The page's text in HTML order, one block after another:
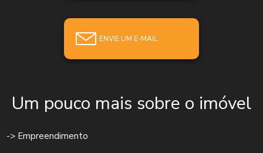
ENVIE UM E-MAIL
Um pouco mais sobre o imóvel
-> Empreendimento